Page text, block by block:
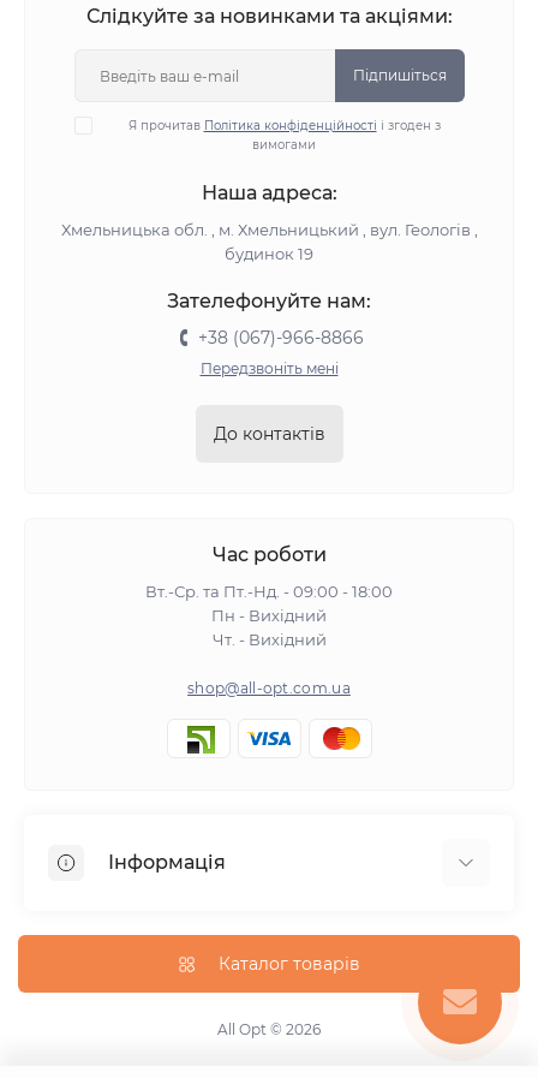
Слідкуйте за новинками та акціями:
Підпишіться
Я прочитав Політика конфіденційності і згоден з
вимогами
Наша адреса:
Хмельницька обл. , м. Хмельницький , вул. Геологів ,
будинок 19
Зателефонуйте нам:
+38 (067)-966-8866
Передзвоніть мені
До контактів
Час роботи
Вт.-Ср. та Пт.-Нд. - 09:00 - 18:00
Пн - Вихідний
Чт. - Вихідний
shop@all-opt.com.ua
Інформація
Оплата та доставка
Повернення та обмін
Політика конфіденційності
Каталог товарів
All Opt © 2026